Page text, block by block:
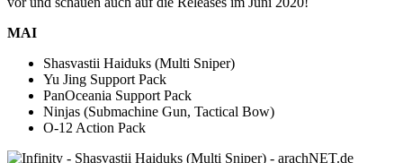
MAI
Shasvastii Haiduks (Multi Sniper)
Yu Jing Support Pack
PanOceania Support Pack
Ninjas (Submachine Gun, Tactical Bow)
O-12 Action Pack